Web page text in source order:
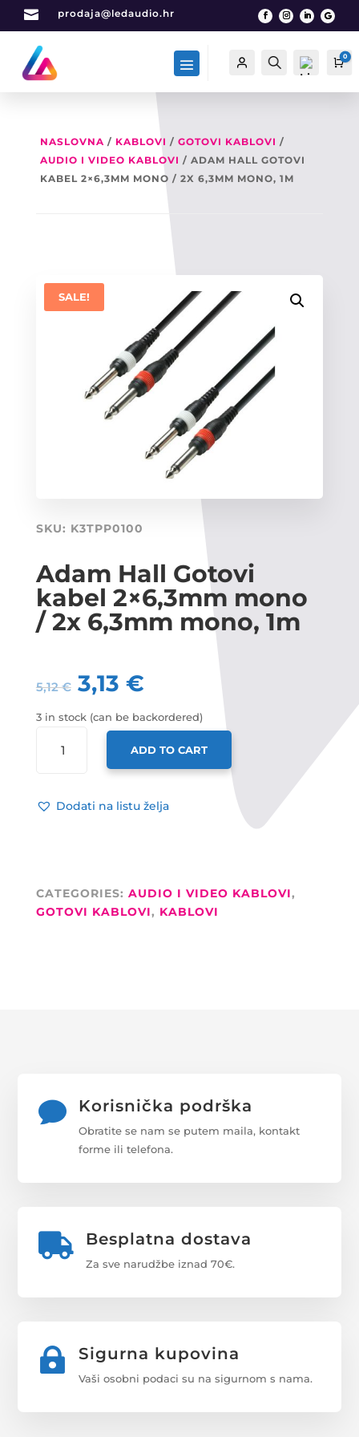
 prodaja@ledaudio.hr
Račun Traži
List
0
NASLOVNA/ KABLOVI / GOTOVI KABLOVI /
AUDIO I VIDEO KABLOVI / ADAM HALL GOTOVI
KABEL 2×6,3MM MONO / 2X 6,3MM MONO, 1M
SKU: K3TPP0100
Adam Hall Gotovi
kabel 2×6,3mm mono
/ 2x 6,3mm mono, 1m
5,12€ 3,13 €
3 in stock (can be backordered)
HALL
2X6,3MM
MONO,
1M
ADD TO CART
Dodati na listu želja
SALE!
CATEGORIES: AUDIO I VIDEO KABLOVI,
GOTOVI KABLOVI, KABLOVI
 Korisnička podrška
Obratite se nam se putem maila, kontakt
forme ili telefona.
 Besplatna dostava
Za sve narudžbe iznad 70€.
 Sigurna kupovina
Vaši osobni podaci su na sigurnom s nama.